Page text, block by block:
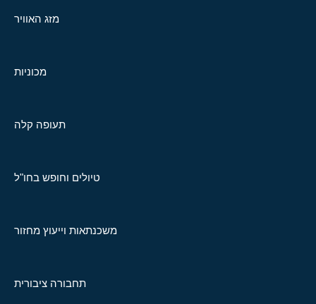
מזג האוויר
מכוניות
תעופה קלה
טיולים וחופש בחו"ל
משכנתאות וייעוץ מחזור
תחבורה ציבורית